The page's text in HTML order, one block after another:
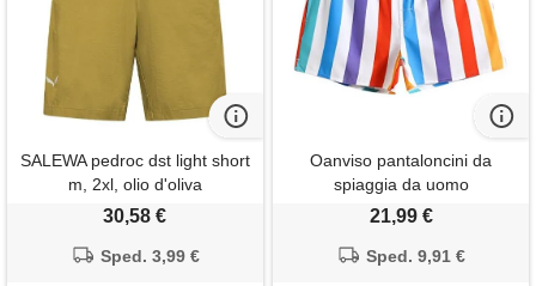
SALEWA pedroc dst light short
m, 2xl, olio d'oliva
30,58 €
Sped. 3,99 €
Oanviso pantaloncini da
spiaggia da uomo
pantaloncini a righe con
tasche e coulisse costume da
bagno traspirante pantaloncini
21,99 €
Sped. 9,91 €